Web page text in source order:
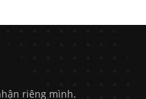
riêng mình.